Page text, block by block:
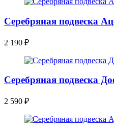
Серебряная подвеска
2 190 ₽
Серебряная подвеска
2 590 ₽